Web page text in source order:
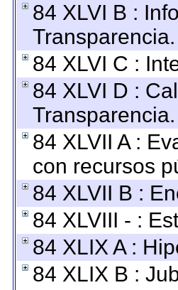
84 XLVI B :
Transparencia.
84 XLVI C :
84 XLVI D :
Transparencia.
84 XLVII A :
con recursos
84 XLVII B :
84 XLVIII - :
84 XLIX A :
84 XLIX B :